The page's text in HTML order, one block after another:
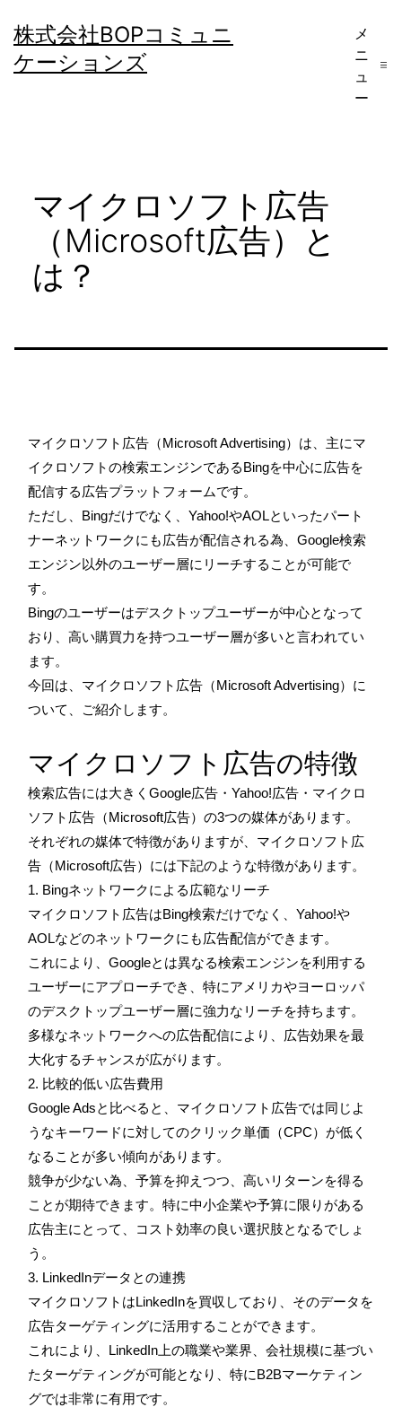
ン
テ
株式会社BOPコミュニ
ケーションズ
メ
ニ
ュ
ー
マイクロソフト広告
（Microsoft広告）と
は？
マイクロソフト広告（Microsoft Advertising）は、主にマ
イクロソフトの検索エンジンであるBingを中心に広告を
配信する広告プラットフォームです。
ただし、Bingだけでなく、Yahoo!やAOLといったパート
ナーネットワークにも広告が配信される為、Google検索
エンジン以外のユーザー層にリーチすることが可能で
す。
Bingのユーザーはデスクトップユーザーが中心となって
おり、高い購買力を持つユーザー層が多いと言われてい
ます。
今回は、マイクロソフト広告（Microsoft Advertising）に
ついて、ご紹介します。
マイクロソフト広告の特徴
検索広告には大きくGoogle広告・Yahoo!広告・マイクロ
ソフト広告（Microsoft広告）の3つの媒体があります。
それぞれの媒体で特徴がありますが、マイクロソフト広
告（Microsoft広告）には下記のような特徴があります。
1. Bingネットワークによる広範なリーチ
マイクロソフト広告はBing検索だけでなく、Yahoo!や
AOLなどのネットワークにも広告配信ができます。
これにより、Googleとは異なる検索エンジンを利用する
ユーザーにアプローチでき、特にアメリカやヨーロッパ
のデスクトップユーザー層に強力なリーチを持ちます。
多様なネットワークへの広告配信により、広告効果を最
大化するチャンスが広がります。
2. 比較的低い広告費用
Google Adsと比べると、マイクロソフト広告では同じよ
うなキーワードに対してのクリック単価（CPC）が低く
なることが多い傾向があります。
競争が少ない為、予算を抑えつつ、高いリターンを得る
ことが期待できます。特に中小企業や予算に限りがある
広告主にとって、コスト効率の良い選択肢となるでしょ
う。
3. LinkedInデータとの連携
マイクロソフトはLinkedInを買収しており、そのデータを
広告ターゲティングに活用することができます。
これにより、LinkedIn上の職業や業界、会社規模に基づい
たターゲティングが可能となり、特にB2Bマーケティン
グでは非常に有用です。